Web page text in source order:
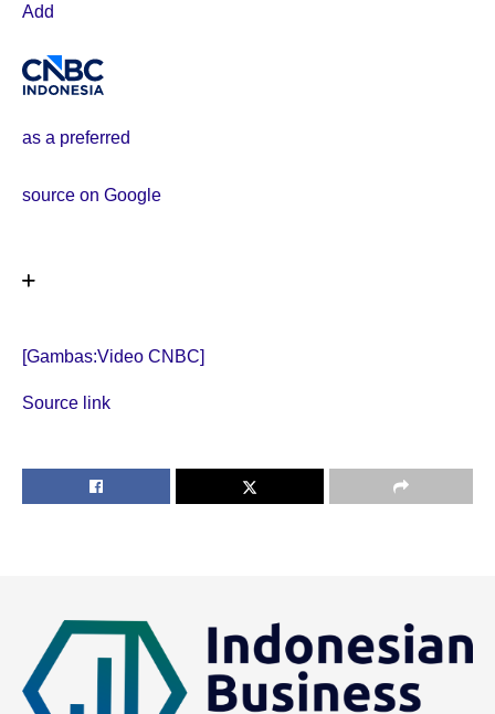
Add
as a preferred
source on Google
[Gambas:Video CNBC]
Source link